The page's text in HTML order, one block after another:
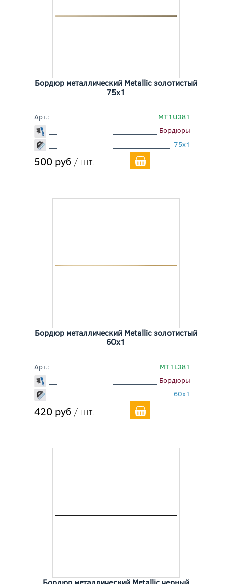
Бордюр металлический Metallic золотистый
75x1
Арт.:
MT1U381
Бордюры
75x1
500 руб / шт.
Бордюр металлический Metallic золотистый
60x1
Арт.:
MT1L381
Бордюры
60x1
420 руб / шт.